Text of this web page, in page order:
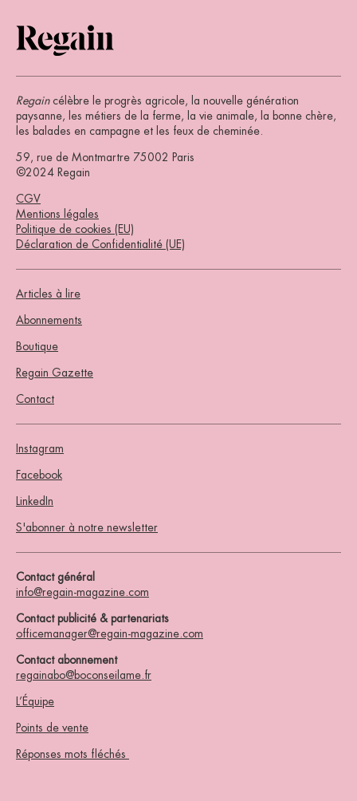
Regaincélèbre le progrès agricole, la nouvelle génération
paysanne, les métiers de la ferme, la vie animale, la bonne chère,
les balades en campagne et les feux de cheminée.
59, rue de Montmartre 75002 Paris
©2024 Regain
CGV
Mentions légales
Politique de cookies (EU)
Déclaration de Confidentialité (UE)
Articles à lire
Abonnements
Boutique
Regain Gazette
Contact
Instagram
Facebook
LinkedIn
S'abonner à notre newsletter
Contact général
info@regain-magazine.com
Contact publicité & partenariats
officemanager@regain-magazine.com
Contact abonnement
regainabo@boconseilame.fr
L’Équipe
Points de vente
Réponses mots fléchés